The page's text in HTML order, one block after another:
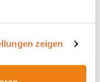
zeigen
Weicher,
Herst.-Nr.:
1 821 01